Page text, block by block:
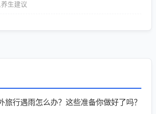
生建议
旅行遇雨怎么办？这些准备你做好了吗？